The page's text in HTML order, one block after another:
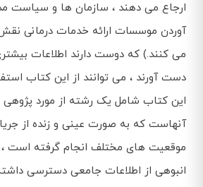
ارجاع می دهند ، سازمان ها و سیاست
آوردن موسسات ارائه خدمات درمانی
می کنند.) که دوست دارند اطلاعات
دست آورند ، می توانند از این کتاب
این کتاب شامل یک رشته از مورد پژوهی
آنهاست که به صورت عینی و زنده از
موقعیت های مختلف انجام گرفته است ،
انبوهی از اطلاعات جامعی دسترسی